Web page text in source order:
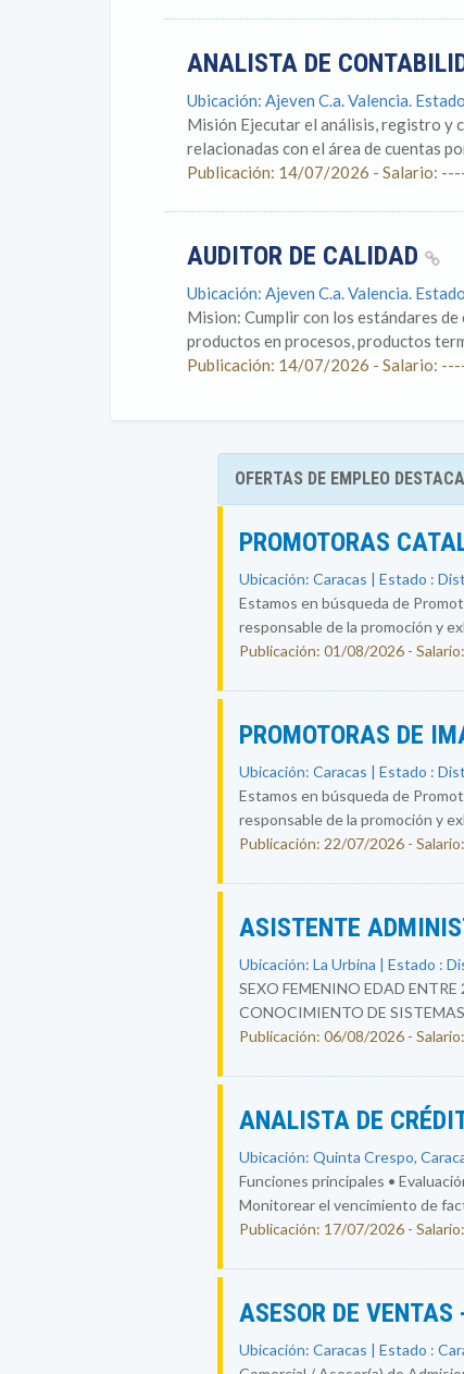
ANALISTA DE
Ubicación: Ajeven C.a. Valencia.
Misión Ejecutar el análisis, registro y
relacionadas con el área de cuentas
Publicación: 14/07/2026 - Salario:
AUDITOR DE CALIDAD
Ubicación: Ajeven C.a. Valencia.
Mision: Cumplir con los estándares
productos en procesos, productos
Publicación: 14/07/2026 - Salario:
OFERTAS DE EMPLEO
PROMOTORAS
Ubicación: Caracas | Estado :
Estamos en búsqueda de
responsable de la promoción y
Publicación: 01/08/2026 -
PROMOTORAS DE
Ubicación: Caracas | Estado :
Estamos en búsqueda de
responsable de la promoción y
Publicación: 22/07/2026 -
ASISTENTE
Ubicación: La Urbina | Estado :
SEXO FEMENINO EDAD
CONOCIMIENTO DE
Publicación: 06/08/2026 -
ANALISTA DE
Ubicación: Quinta Crespo,
Funciones principales •
Monitorear el vencimiento de
Publicación: 17/07/2026 -
ASESOR DE VENTAS
Ubicación: Caracas | Estado :